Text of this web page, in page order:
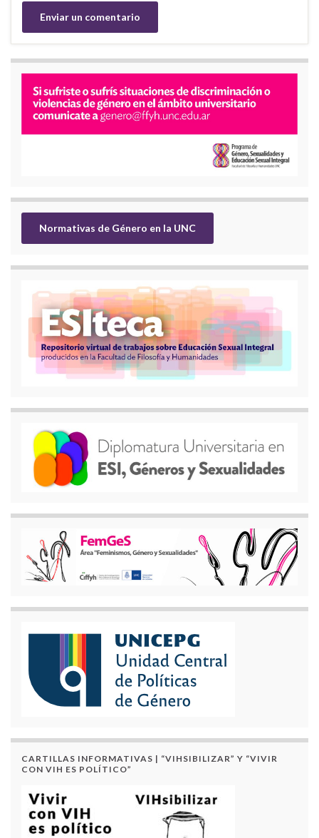
Normativas de Género en la UNC
CARTILLAS INFORMATIVAS | “VIHSIBILIZAR” Y “VIVIR
CON VIH ES POLÍTICO”